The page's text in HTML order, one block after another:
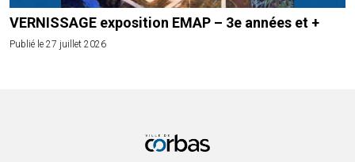
VERNISSAGE exposition EMAP – 3e années et +
Publié le 27 juillet 2026